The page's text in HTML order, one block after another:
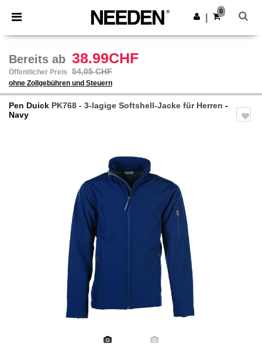
× Needen App
Bessere Preise in der App!
App holen
0
Bereits ab 38.99CHF
Öffentlicher Preis 54,05 CHF
ohne Zollgebühren und Steuern
Pen Duick PK768 - 3-lagige Softshell-Jacke für Herren -
Navy